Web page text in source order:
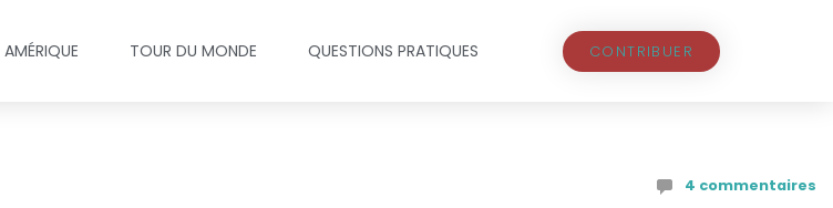
AMÉRIQUE TOUR DU MONDE QUESTIONS PRATIQUES CONTRIBUER
4 commentaires